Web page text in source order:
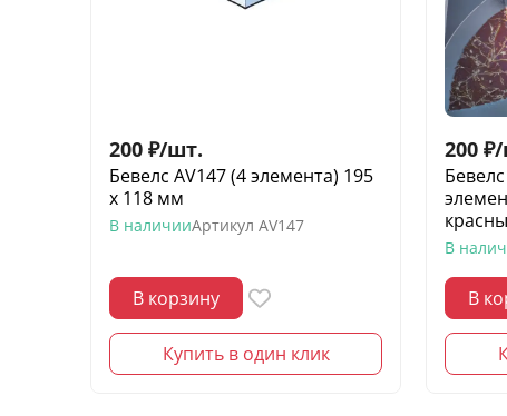
200 ₽/шт.
Бевелс AV147 (4 элемента) 195
х 118 мм
В наличииАртикул AV147
В корзину
Купить в один клик
200 ₽/
В
В